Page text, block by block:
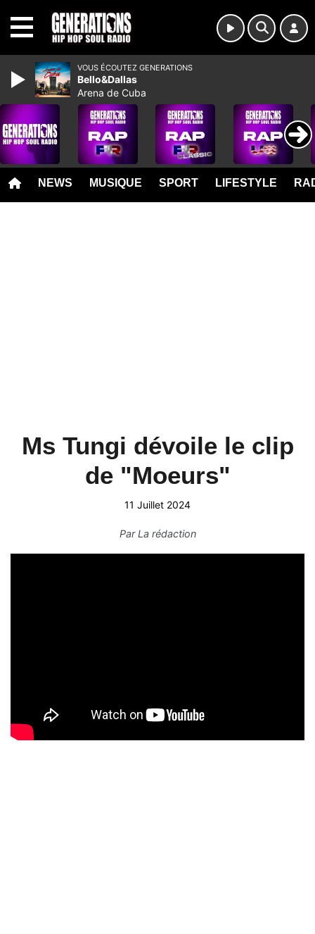
NEWS MUSIQUE SPORT LIFESTYLE
Ms Tungi dévoile le clip
de "Moeurs"
11 Juillet 2024
ParLa rédaction
VOUS ÉCOUTEZ GENERATIONS
Bello&Dallas
Arena de Cuba